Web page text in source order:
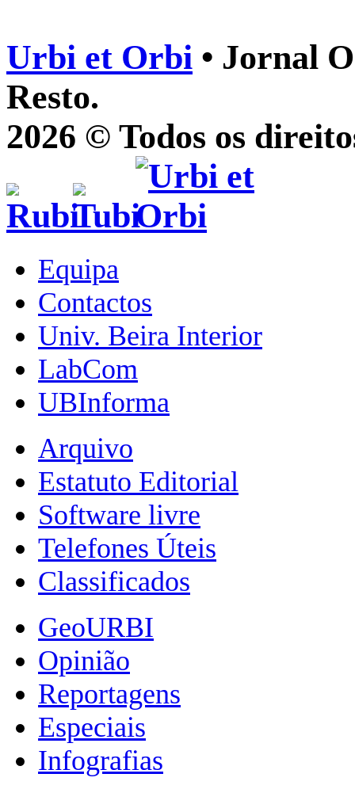
Urbi et Orbi • Jornal
Resto.
2026 © Todos os
Equipa
Contactos
Univ. Beira Interior
LabCom
UBInforma
Arquivo
Estatuto Editorial
Software livre
Telefones Úteis
Classificados
GeoURBI
Opinião
Reportagens
Especiais
Infografias